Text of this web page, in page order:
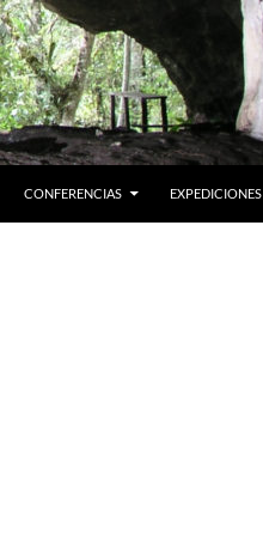
CONFERENCIAS EXPEDICIONES